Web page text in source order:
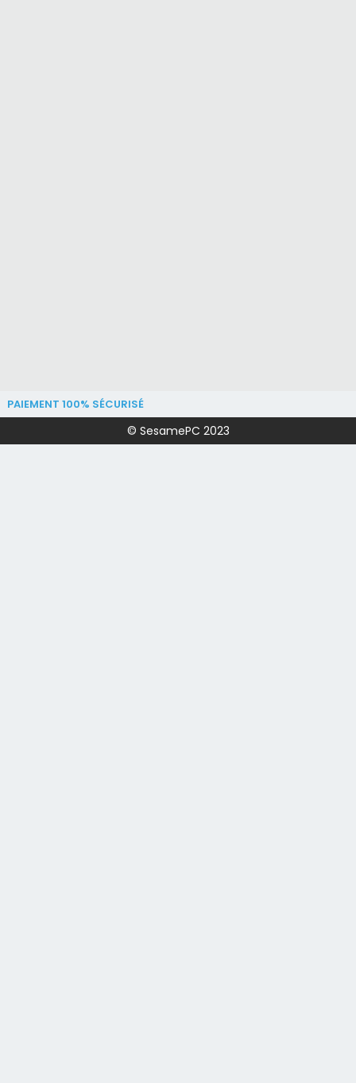
PAIEMENT 100% SÉCURISÉ
© SesamePC 2023